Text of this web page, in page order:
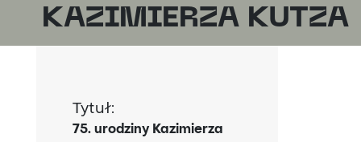
KAZIMIERZA KUTZA
Tytuł:
75. urodziny Kazimierza